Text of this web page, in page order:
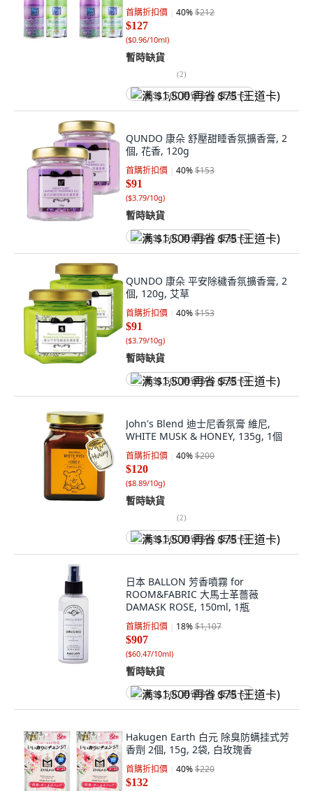
首購折扣價 40%$212
$127
($0.96/10ml)
暫時缺貨
(2)
满 $1,500 再省 $75 (王道卡)
QUNDO 康朵 舒壓甜睡香氛擴香膏, 2
個, 花香, 120g
首購折扣價 40%$153
$91
($3.79/10g)
暫時缺貨
满 $1,500 再省 $75 (王道卡)
QUNDO 康朵 平安除穢香氛擴香膏, 2
個, 120g, 艾草
首購折扣價 40%$153
$91
($3.79/10g)
暫時缺貨
满 $1,500 再省 $75 (王道卡)
John's Blend 迪士尼香氛膏 維尼,
WHITE MUSK & HONEY, 135g, 1個
首購折扣價 40%$200
$120
($8.89/10g)
暫時缺貨
(2)
满 $1,500 再省 $75 (王道卡)
日本 BALLON 芳香噴霧 for
ROOM&FABRIC 大馬士革薔薇
DAMASK ROSE, 150ml, 1瓶
首購折扣價 18%$1,107
$907
($60.47/10ml)
暫時缺貨
满 $1,500 再省 $75 (王道卡)
Hakugen Earth 白元 除臭防螨挂式芳
香劑 2個, 15g, 2袋, 白玫瑰香
首購折扣價 40%$220
$132